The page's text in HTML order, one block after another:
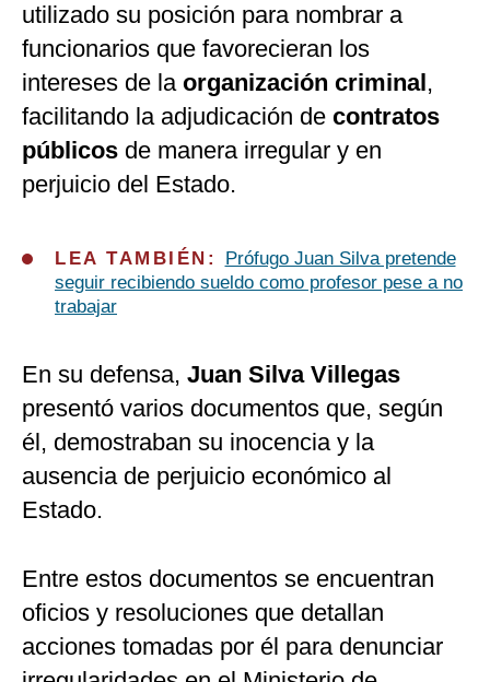
utilizado su posición para nombrar a
funcionarios que favorecieran los
intereses de la organización criminal,
facilitando la adjudicación de contratos
públicos de manera irregular y en
perjuicio del Estado.
LEA TAMBIÉN:
Prófugo Juan Silva pretende
seguir recibiendo sueldo como profesor pese a no
trabajar
En su defensa, Juan Silva Villegas
presentó varios documentos que, según
él, demostraban su inocencia y la
ausencia de perjuicio económico al
Estado.
Entre estos documentos se encuentran
oficios y resoluciones que detallan
acciones tomadas por él para denunciar